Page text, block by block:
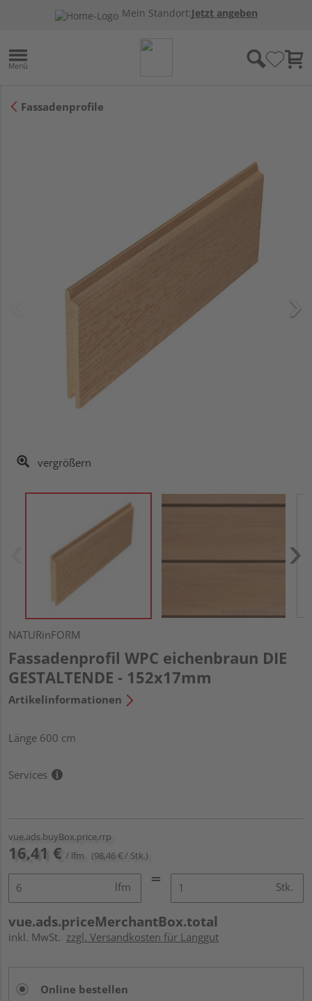
Mein Standort:Jetzt angeben
Fassadenprofile
vergrößern
NATURinFORM
Fassadenprofil WPC eichenbraun DIE
GESTALTENDE - 152x17mm
Artikelinformationen
Länge 600 cm
Services
vue.ads.buyBox.price.rrp
16,41 € / lfm (98,46 € / Stk.)
lfm Stk.
vue.ads.priceMerchantBox.total
inkl. MwSt. zzgl. Versandkosten für Langgut
Online bestellen